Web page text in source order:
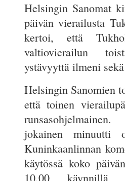
Helsingin Sanomat
päivän vierailusta
kertoi, että
valtiovierailun
ystävyyttä ilmeni
Helsingin Sanomien
että toinen
jokainen minuutti
Kuninkaanlinnan
käytössä koko
10.00 käynnillä